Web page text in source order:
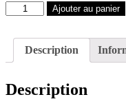
quantité
de
AC&CO
Ajouter au panier
Description
Description